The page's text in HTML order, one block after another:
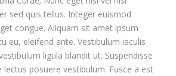
sed quis tellus. Integer euismod
congue. Aliquam sit amet ipsum
eu, eleifend ante. Vestibulum iaculis
ligula blandit ut. Suspendisse
posuere vestibulum. Fusce a est